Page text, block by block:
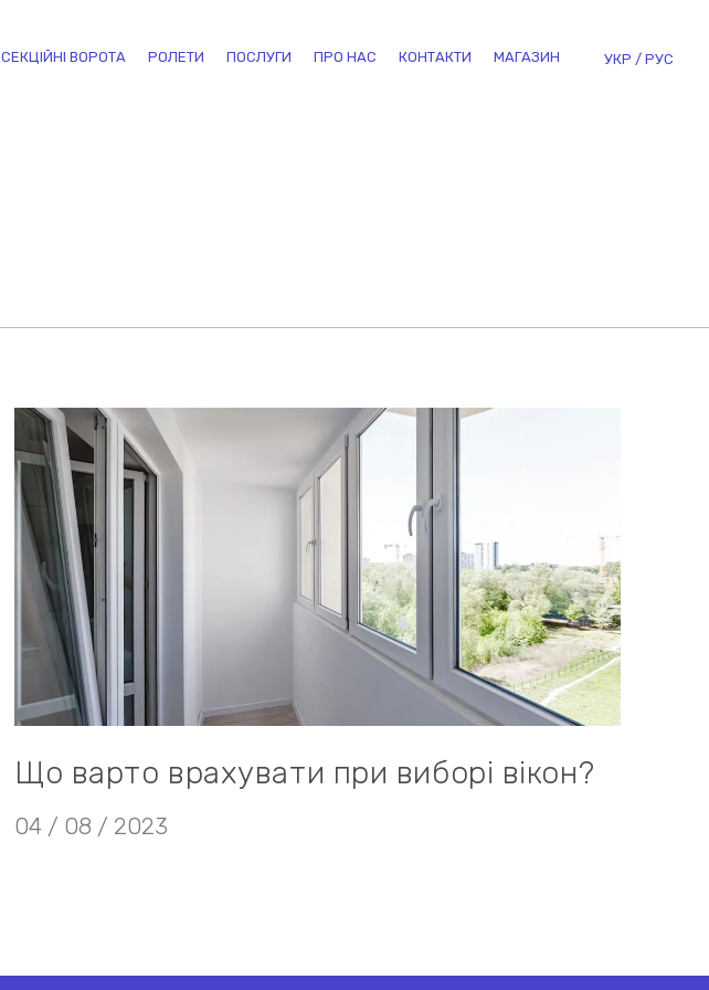
СЕКЦІЙНІ ВОРОТА РОЛЕТИ ПОСЛУГИ ПРО НАС КОНТАКТИ МАГАЗИН УКР РУС
Що варто врахувати при виборі вікон?
04 / 08 / 2023